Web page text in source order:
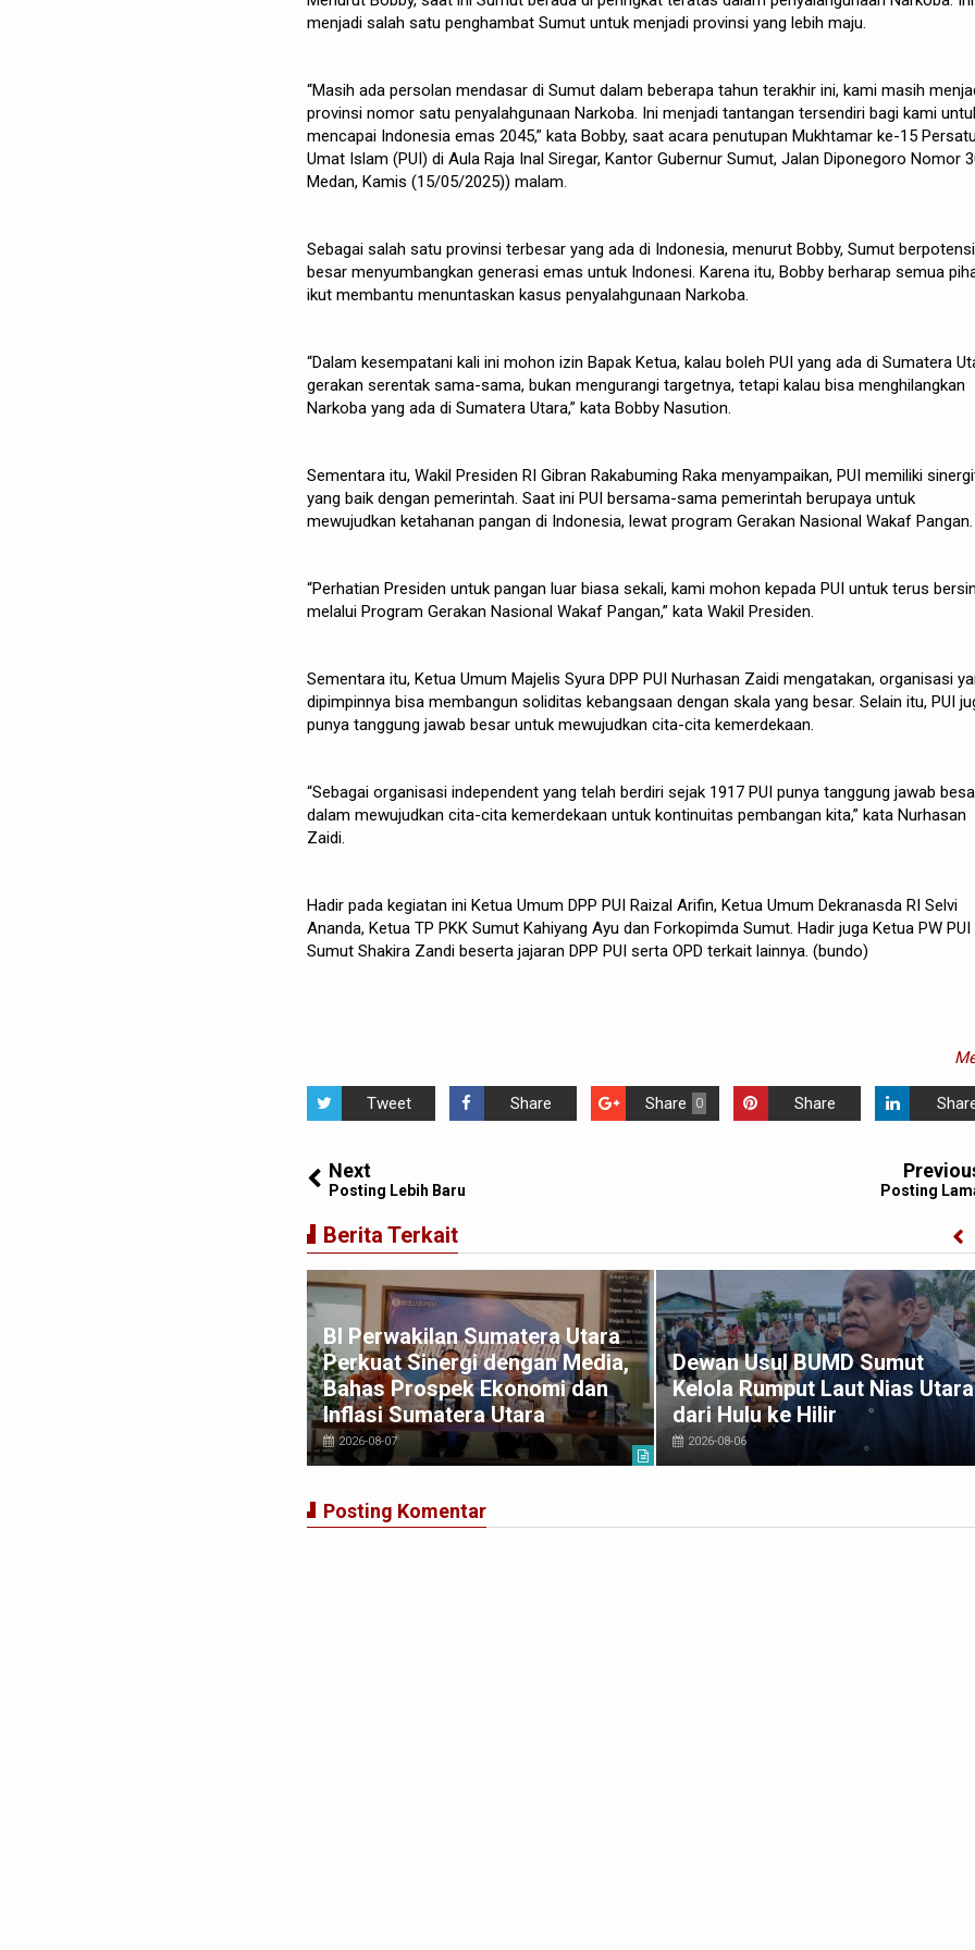
menjadi salah satu penghambat Sumut untuk menjadi provinsi yang lebih maju.
“Masih ada persolan mendasar di Sumut dalam beberapa tahun terakhir ini, kami masih
provinsi nomor satu penyalahgunaan Narkoba. Ini menjadi tantangan tersendiri bagi kami
mencapai Indonesia emas 2045,” kata Bobby, saat acara penutupan Mukhtamar ke-15
Umat Islam (PUI) di Aula Raja Inal Siregar, Kantor Gubernur Sumut, Jalan Diponegoro Nomor
Medan, Kamis (15/05/2025)) malam.
Sebagai salah satu provinsi terbesar yang ada di Indonesia, menurut Bobby, Sumut berpotensi
besar menyumbangkan generasi emas untuk Indonesi. Karena itu, Bobby berharap semua
ikut membantu menuntaskan kasus penyalahgunaan Narkoba.
“Dalam kesempatani kali ini mohon izin Bapak Ketua, kalau boleh PUI yang ada di Sumatera
gerakan serentak sama-sama, bukan mengurangi targetnya, tetapi kalau bisa menghilangkan
Narkoba yang ada di Sumatera Utara,” kata Bobby Nasution.
Sementara itu, Wakil Presiden RI Gibran Rakabuming Raka menyampaikan, PUI memiliki
yang baik dengan pemerintah. Saat ini PUI bersama-sama pemerintah berupaya untuk
mewujudkan ketahanan pangan di Indonesia, lewat program Gerakan Nasional Wakaf Pangan.
“Perhatian Presiden untuk pangan luar biasa sekali, kami mohon kepada PUI untuk terus
melalui Program Gerakan Nasional Wakaf Pangan,” kata Wakil Presiden.
Sementara itu, Ketua Umum Majelis Syura DPP PUI Nurhasan Zaidi mengatakan, organisasi
dipimpinnya bisa membangun soliditas kebangsaan dengan skala yang besar. Selain itu, PUI
punya tanggung jawab besar untuk mewujudkan cita-cita kemerdekaan.
“Sebagai organisasi independent yang telah berdiri sejak 1917 PUI punya tanggung jawab
dalam mewujudkan cita-cita kemerdekaan untuk kontinuitas pembangan kita,” kata Nurhasan
Zaidi.
Hadir pada kegiatan ini Ketua Umum DPP PUI Raizal Arifin, Ketua Umum Dekranasda RI Selvi
Ananda, Ketua TP PKK Sumut Kahiyang Ayu dan Forkopimda Sumut. Hadir juga Ketua PW PUI
Sumut Shakira Zandi beserta jajaran DPP PUI serta OPD terkait lainnya. (bundo)
Tweet Share 0
Share Share
Next
Posting Lebih Baru Posting
Berita Terkait
BI Perwakilan Sumatera Utara
Perkuat Sinergi dengan Media,
Bahas Prospek Ekonomi dan
Inflasi Sumatera Utara
2026-08-07
Dewan Usul BUMD Sumut
Kelola Rumput Laut Nias Utara
dari Hulu ke Hilir
2026-08-06
Posting Komentar